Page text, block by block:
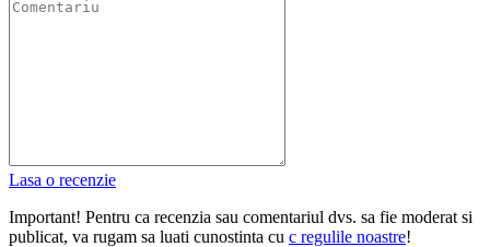
Lasa o recenzie
Important! Pentru ca recenzia sau comentariul dvs. sa fie moderat si
publicat, va rugam sa luati cunostinta cu с regulile noastre!